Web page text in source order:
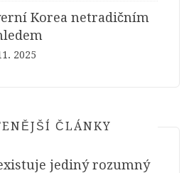
Korea netradičním
2025
ČLÁNKY
jediný rozumný